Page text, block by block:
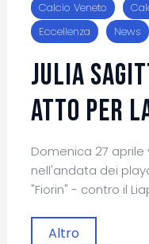
Calcio Veneto
Eccellenza
News
Julia
atto per
Domenica 27
nell'andata dei
"Fiorin" - contro il
Altro